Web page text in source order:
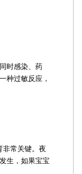
时感染、药
种过敏反应，
非常关键。夜
生，如果宝宝